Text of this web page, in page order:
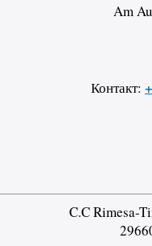
Am
Контакт:
C.C Rimesa-